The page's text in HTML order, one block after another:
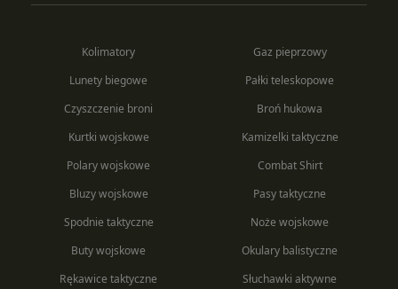
Kolimatory
Lunety biegowe
Czyszczenie broni
Gaz pieprzowy
Pałki teleskopowe
Broń hukowa
Kurtki wojskowe
Polary wojskowe
Bluzy wojskowe
Kamizelki taktyczne
Combat Shirt
Pasy taktyczne
Spodnie taktyczne
Buty wojskowe
Rękawice taktyczne
Noże wojskowe
Okulary balistyczne
Słuchawki aktywne